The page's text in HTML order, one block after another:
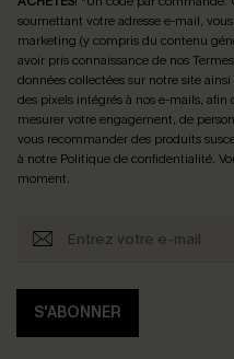
soumettant votre adresse e-mail,
marketing (y compris du contenu
avoir pris connaissance de nos
données collectées sur notre site
des pixels intégrés à nos e-mails,
mesurer votre engagement, de
vous recommander des produits
à notre Politique de confidentialité.
moment.
S'ABONNER